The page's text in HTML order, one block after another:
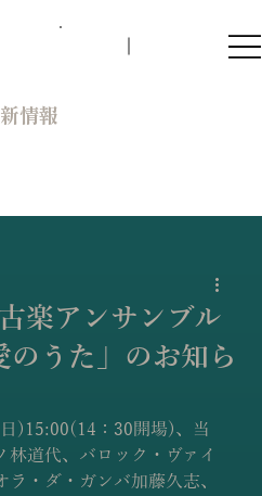
情報
楽アンサンブル
うた」のお知ら
)15:00(14：30開場)、当
林道代、バロック・ヴァイ
・ダ・ガンバ加藤久志、